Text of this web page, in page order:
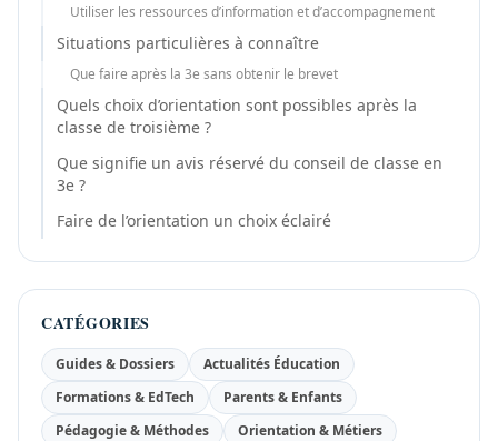
Utiliser les ressources d’information et d’accompagnement
Situations particulières à connaître
Que faire après la 3e sans obtenir le brevet
Quels choix d’orientation sont possibles après la
classe de troisième ?
Que signifie un avis réservé du conseil de classe en
3e ?
Faire de l’orientation un choix éclairé
CATÉGORIES
Guides & Dossiers
Actualités Éducation
Formations & EdTech
Parents & Enfants
Pédagogie & Méthodes
Orientation & Métiers